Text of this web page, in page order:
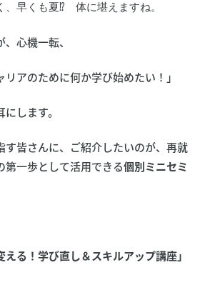
、早くも夏⁉ 体に堪えますね。
心機一転、
リアのために何か学び始めたい！」
します。
す皆さんに、ご紹介したいのが、再就
第一歩として活用できる個別ミニセミ
える！学び直し＆スキルアップ講座」